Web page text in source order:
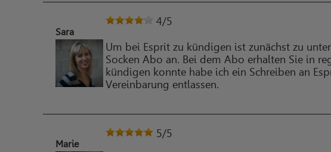
Sara
4/5
Um bei Esprit zu kündigen ist zunächst zu
Socken Abo an. Bei dem Abo erhalten Sie in
kündigen konnte habe ich ein Schreiben an
Vereinbarung entlassen.
Marie
5/5